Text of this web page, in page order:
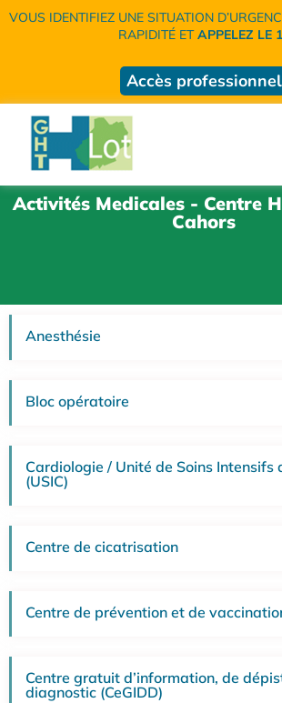
VOUS IDENTIFIEZ UNE SITUATION
RAPIDITÉ ETAPPELEZ LE
Accès professionnel
Activités Medicales - Centre
Cahors
Anesthésie
Bloc opératoire
Cardiologie / Unité de Soins Intensifs
(USIC)
Centre de cicatrisation
Centre de prévention et de
Centre gratuit d’information, de
diagnostic (CeGIDD)